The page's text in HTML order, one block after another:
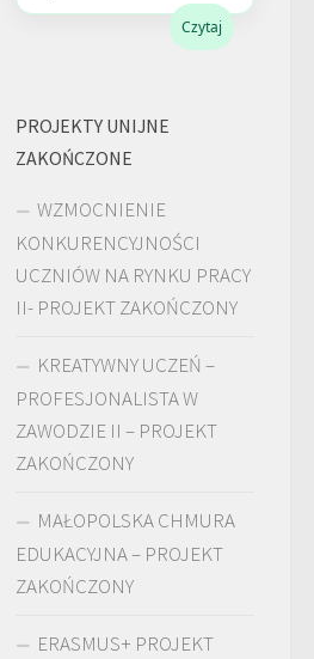
Czytaj
PROJEKTY UNIJNE
ZAKOŃCZONE
WZMOCNIENIE
KONKURENCYJNOŚCI
UCZNIÓW NA RYNKU PRACY
II- PROJEKT ZAKOŃCZONY
KREATYWNY UCZEŃ –
PROFESJONALISTA W
ZAWODZIE II – PROJEKT
ZAKOŃCZONY
MAŁOPOLSKA CHMURA
EDUKACYJNA – PROJEKT
ZAKOŃCZONY
ERASMUS+ PROJEKT